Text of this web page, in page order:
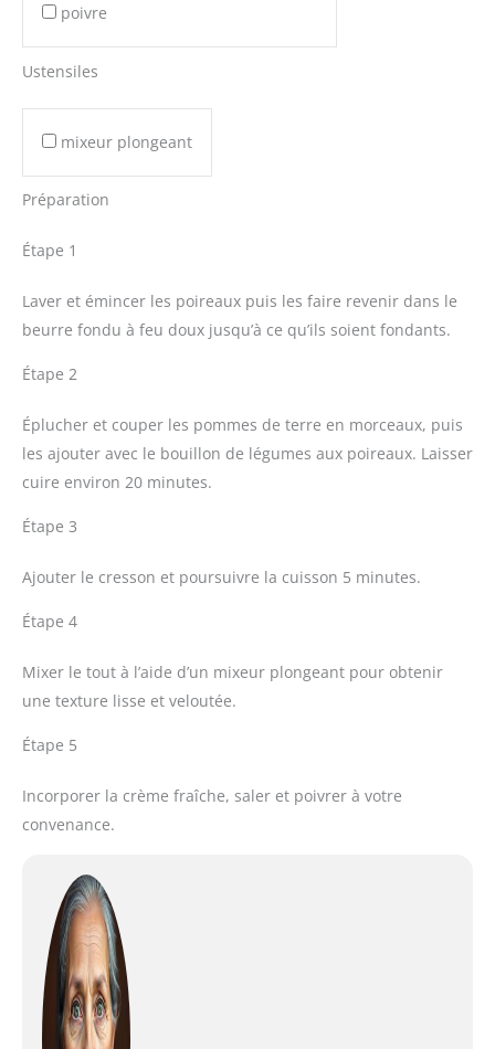
poivre
Ustensiles
mixeur plongeant
Préparation
Étape 1
Laver et émincer les poireaux puis les faire revenir dans le
beurre fondu à feu doux jusqu’à ce qu’ils soient fondants.
Étape 2
Éplucher et couper les pommes de terre en morceaux, puis
les ajouter avec le bouillon de légumes aux poireaux. Laisser
cuire environ 20 minutes.
Étape 3
Ajouter le cresson et poursuivre la cuisson 5 minutes.
Étape 4
Mixer le tout à l’aide d’un mixeur plongeant pour obtenir
une texture lisse et veloutée.
Étape 5
Incorporer la crème fraîche, saler et poivrer à votre
convenance.